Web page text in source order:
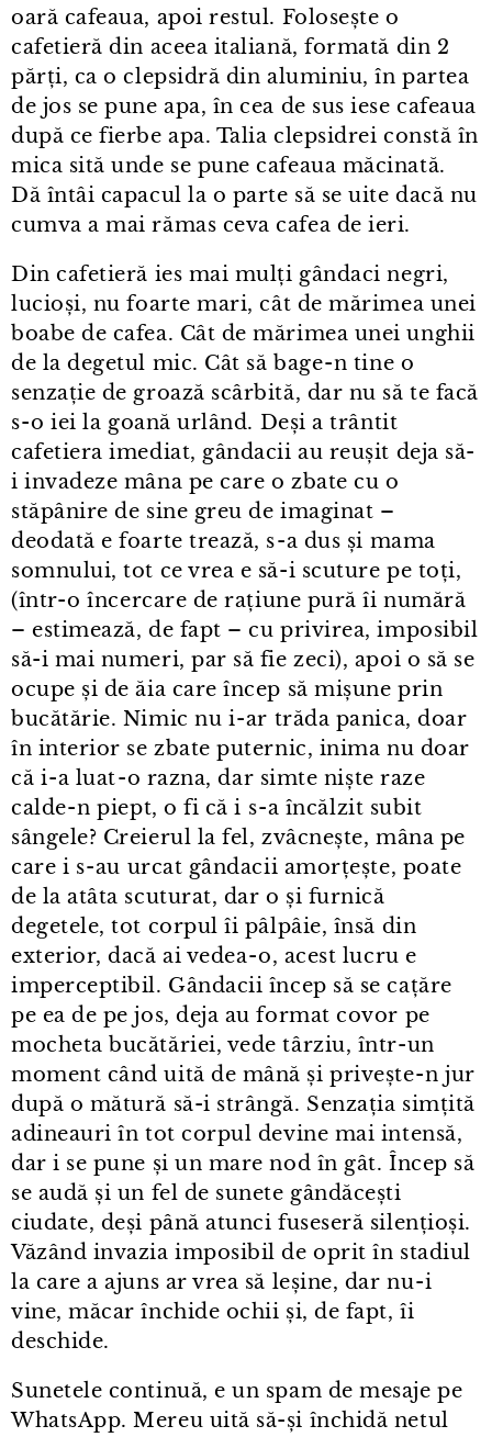
oară cafeaua, apoi restul. Folosește o
cafetieră din aceea italiană, formată din 2
părți, ca o clepsidră din aluminiu, în partea
de jos se pune apa, în cea de sus iese cafeaua
după ce fierbe apa. Talia clepsidrei constă în
mica sită unde se pune cafeaua măcinată.
Dă întâi capacul la o parte să se uite dacă nu
cumva a mai rămas ceva cafea de ieri.
Din cafetieră ies mai mulți gândaci negri,
lucioși, nu foarte mari, cât de mărimea unei
boabe de cafea. Cât de mărimea unei unghii
de la degetul mic. Cât să bage⁠-⁠n tine o
senzație de groază scârbită, dar nu să te facă
s⁠-⁠o iei la goană urlând. Deși a trântit
cafetiera imediat, gândacii au reușit deja să-
i invadeze mâna pe care o zbate cu o
stăpânire de sine greu de imaginat –
deodată e foarte trează, s⁠-⁠a dus și mama
somnului, tot ce vrea e să-i scuture pe toți,
(într⁠-⁠o încercare de rațiune pură îi numără
– estimează, de fapt – cu privirea, imposibil
să-i mai numeri, par să fie zeci), apoi o să se
ocupe și de ăia care încep să mișune prin
bucătărie. Nimic nu i⁠-⁠ar trăda panica, doar
în interior se zbate puternic, inima nu doar
că i⁠-⁠a luat⁠-⁠o razna, dar simte niște raze
calde⁠-⁠n piept, o fi că i s⁠-⁠a încălzit subit
sângele? Creierul la fel, zvâcnește, mâna pe
care i s⁠-⁠au urcat gândacii amorțește, poate
de la atâta scuturat, dar o și furnică
degetele, tot corpul îi pâlpâie, însă din
exterior, dacă ai vedea⁠-⁠o, acest lucru e
imperceptibil. Gândacii încep să se cațăre
pe ea de pe jos, deja au format covor pe
mocheta bucătăriei, vede târziu, într⁠-⁠un
moment când uită de mână și privește⁠-⁠n jur
după o mătură să-i strângă. Senzația simțită
adineauri în tot corpul devine mai intensă,
dar i se pune și un mare nod în gât. Încep să
se audă și un fel de sunete gândăcești
ciudate, deși până atunci fuseseră silențioși.
Văzând invazia imposibil de oprit în stadiul
la care a ajuns ar vrea să leșine, dar nu⁠-⁠i
vine, măcar închide ochii și, de fapt, îi
deschide.
Sunetele continuă, e un spam de mesaje pe
WhatsApp. Mereu uită să-și închidă netul